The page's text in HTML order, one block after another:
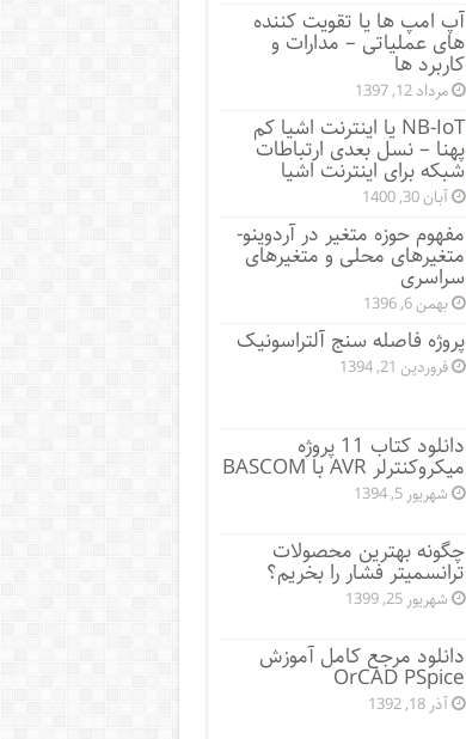
آپ امپ ها یا تقویت کننده
های عملیاتی – مدارات و
کاربرد ها
مرداد 12, 1397
NB-IoT یا اینترنت اشیا کم
پهنا – نسل بعدی ارتباطات
شبکه برای اینترنت اشیا
آبان 30, 1400
مفهوم حوزه متغیر در آردوینو-
متغیرهای محلی و متغیرهای
سراسری
بهمن 6, 1396
پروژه فاصله سنج آلتراسونیک
فروردین 21, 1394
دانلود کتاب 11 پروژه
میکروکنترلر AVR با BASCOM
شهریور 5, 1394
چگونه بهترین محصولات
ترانسمیتر فشار را بخریم؟
شهریور 25, 1399
دانلود مرجع کامل آموزش
OrCAD PSpice
آذر 18, 1392